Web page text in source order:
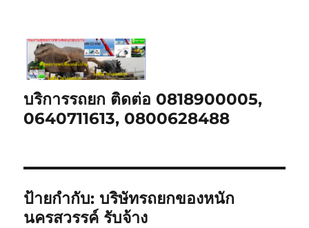
บริการรถยก ติดต่อ 0818900005,
0640711613, 0800628488
ป้ายกำกับ:บริษัทรถยกของหนัก
นครสวรรค์ รับจ้าง